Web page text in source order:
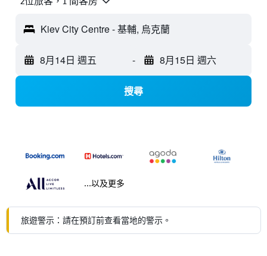
Kiev City Centre - 基輔, 烏克蘭
8月14日 週五 - 8月15日 週六
搜尋
...以及更多
旅遊警示：請在預訂前查看當地的警示。